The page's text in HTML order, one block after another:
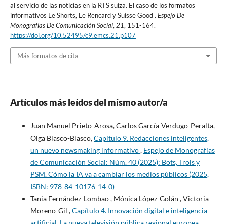
al servicio de las noticias en la RTS suiza. El caso de los formatos
informativos Le Shorts, Le Rencard y Suisse Good . Espejo De
Monografías De Comunicación Social, 21, 151-164.
https://doi.org/10.52495/c9.emcs.21.p107
Más formatos de cita
Artículos más leídos del mismo autor/a
Juan Manuel Prieto-Arosa, Carlos García-Verdugo-Peralta,
Olga Blasco-Blasco,Capítulo 9. Redacciones inteligentes,
un nuevo newsmaking informativo, Espejo de Monografías
de Comunicación Social: Núm. 40 (2025): Bots, Trols y
PSM. Cómo la IA va a cambiar los medios públicos (2025,
ISBN: 978-84-10176-14-0)
Tania Fernández-Lombao , Mónica López-Golán , Victoria
Moreno-Gil ,Capítulo 4. Innovación digital e inteligencia